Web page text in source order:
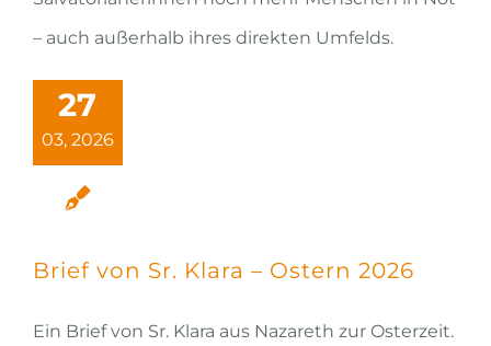
– auch außerhalb ihres direkten Umfelds.
27
03, 2026
Brief von Sr. Klara – Ostern 2026
Ein Brief von Sr. Klara aus Nazareth zur Osterzeit.